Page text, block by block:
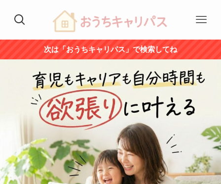
次は「おうちキャリパス」で検索してね